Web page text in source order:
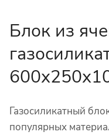
Блок из
Газосиликатный
популярных